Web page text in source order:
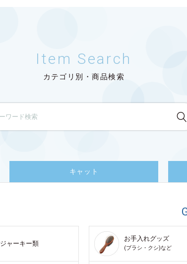
Item Search
カテゴリ別・商品検索
キャット
ジャーキー類
お手入れグッズ
(ブラシ・クシ)など